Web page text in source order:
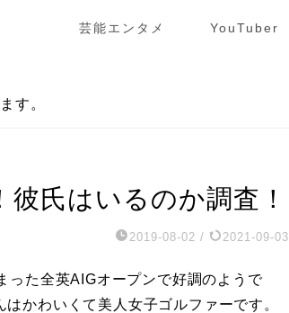
芸能エンタメ YouTuber
す。
氏はいるのか調査！
2019-08-02 / 2021-09-03
った全英AIGオープンで好調のようで
かわいくて美人女子ゴルファーです。